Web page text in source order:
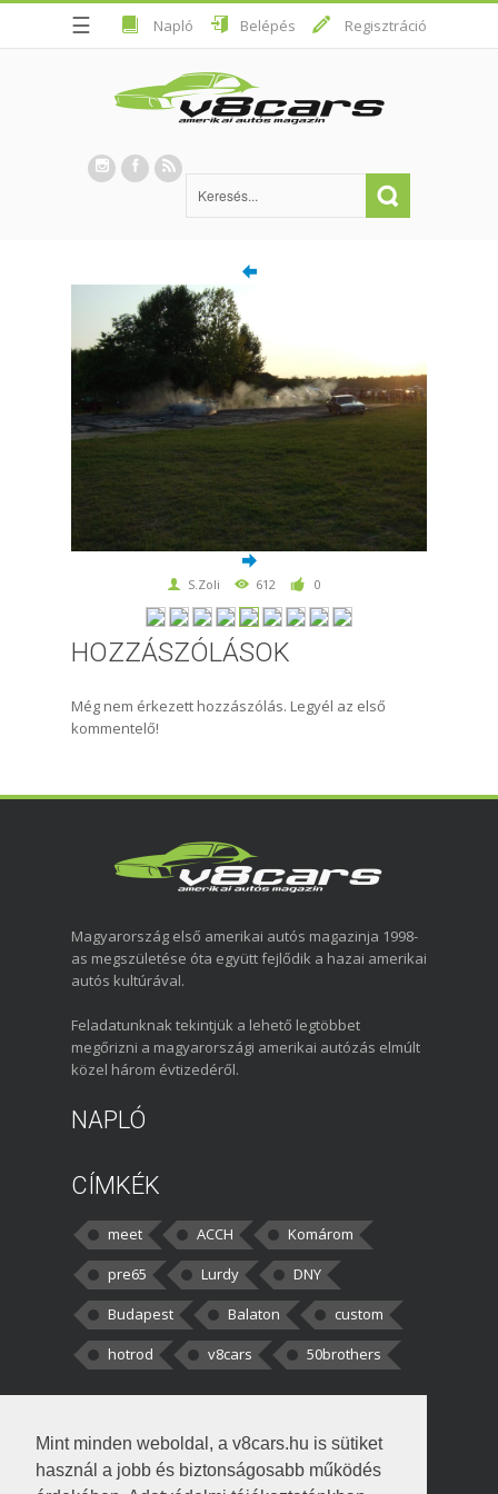
Mint minden weboldal, a v8cars.hu is sütiket
használ a jobb és biztonságosabb működés
☰ Napló Belépés Regisztráció
S.Zoli 612 0
HOZZÁSZÓLÁSOK
Még nem érkezett hozzászólás. Legyél az első
kommentelő!
Magyarország első amerikai autós magazinja 1998-
as megszületése óta együtt fejlődik a hazai amerikai
autós kultúrával.
Feladatunknak tekintjük a lehető legtöbbet
megőrizni a magyarországi amerikai autózás elmúlt
közel három évtizedéről.
NAPLÓ
CÍMKÉK
meet ACCH
Komárom
pre65
Lurdy
DNY
Budapest
Balaton
custom
hotrod
v8cars 50brothers
kortisz:Elszúrtam! Én csak két
darabbaal számoltam. Nem tudtam, hogy fél autót,